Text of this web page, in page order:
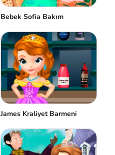
Bebek Sofia Bakım
James Kraliyet Barmeni